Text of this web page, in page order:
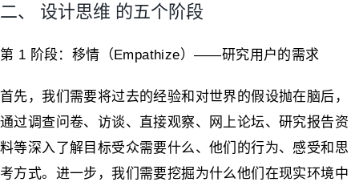
二、 设计思维 的五个阶段
第 1 阶段：移情（Empathize）——研究用户的需求
首先，我们需要将过去的经验和对世界的假设抛在脑后，
通过调查问卷、访谈、直接观察、网上论坛、研究报告资
料等深入了解目标受众需要什么、他们的行为、感受和思
考方式。进一步，我们需要挖掘为什么他们在现实环境中